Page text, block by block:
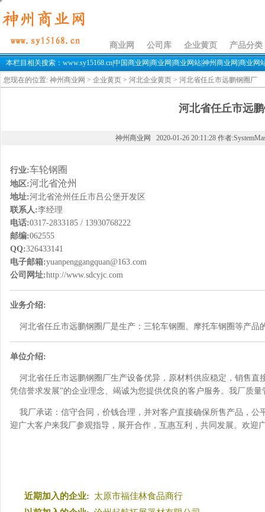
商业网 公司库 企业黄页 产品分类
本栏目相关搜索：www.sy15168.cn|中国商业网|商业网|商业网站|神州商业网|商业网
您现在的位置: 神州商业网 > 企业黄页 > 河北企业黄页 > 河北省任丘市远鹏钢圈厂
河北省任丘市远
神州商业网 2020-01-26 20:11:28 作者
行业:车轮钢圈
地区:河北省沧州
地址:河北省沧州任丘市吕公堡开发区
联系人:李经理
电话:0317-2833185 / 13930768222
邮编:062555
QQ:326433141
电子邮箱:yuanpenggangquan@163.com
公司网址:http://www.sdcyjc.com
业务介绍:
河北省任丘市远鹏钢圈厂是生产：三轮车钢圈、摩托车钢圈等产品
单位介绍:
河北省任丘市远鹏钢圈厂生产设备优异，原材料供应稳定，销售直
凭信誉求发展”的企业理念、竭诚为您提供优良的客户服务。我厂质
我厂承诺：信守合同，价钱合理，并对客户直接确保所售产品，公
迎广大客户来我厂参观指导，展开合作，互惠互利，共同发展。欢迎
近期加入的企业: 太原市福佳林食品商行